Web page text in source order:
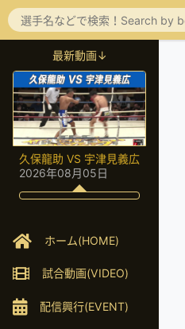
最新動画↓
久保龍助 VS 宇津見義広
2026年08月05日
ホーム(HOME)
試合動画(VIDEO)
配信興行(EVENT)